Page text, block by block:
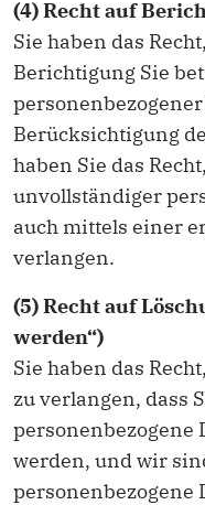
(4) Recht auf
Sie haben das
Berichtigung Sie
Berücksichtigung
haben Sie das
unvollständiger
auch mittels einer
verlangen.
(5) Recht auf
werden“)
Sie haben das
zu verlangen, dass
personenbezogene
werden, und wir
personenbezogene